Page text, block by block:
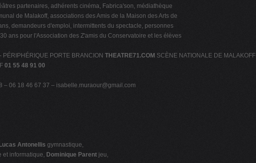
partenaires, adhérents cinéma, Fabrica'son, médiathèque
de Malakoff, associations des Amis de la Maison des Arts de
demandeurs d'emploi, intermittents du spectacle, personnes
ans pour l'Association des Z'amis du Conservatoire et les élèves
PÉRIPHÉRIQUE PORTE BRANCION THEATRE71.COM SCÈNE NATIONALE DE MALAKOFF
01 55 48 91 00
– 06 18 46 67 37 – isabelle.muraour@gmail.com
Lucas Antonellis gymnastique,
et informatique, Dominique Parent jeu,